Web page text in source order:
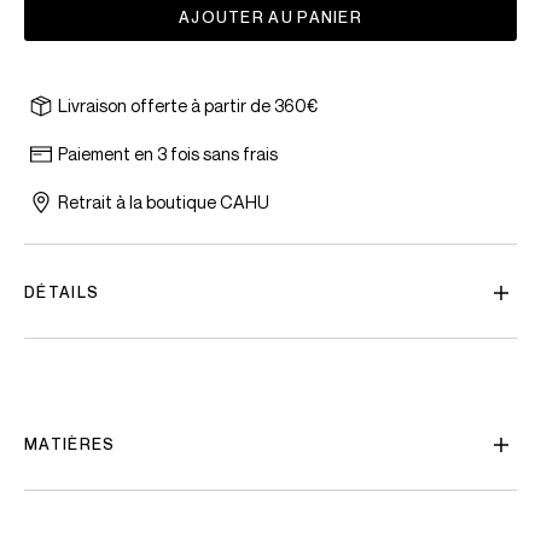
AJOUTER AU PANIER
Livraison offerte à partir de 360€
Paiement en 3 fois sans frais
Retrait à la boutique CAHU
DÉTAILS
MATIÈRES